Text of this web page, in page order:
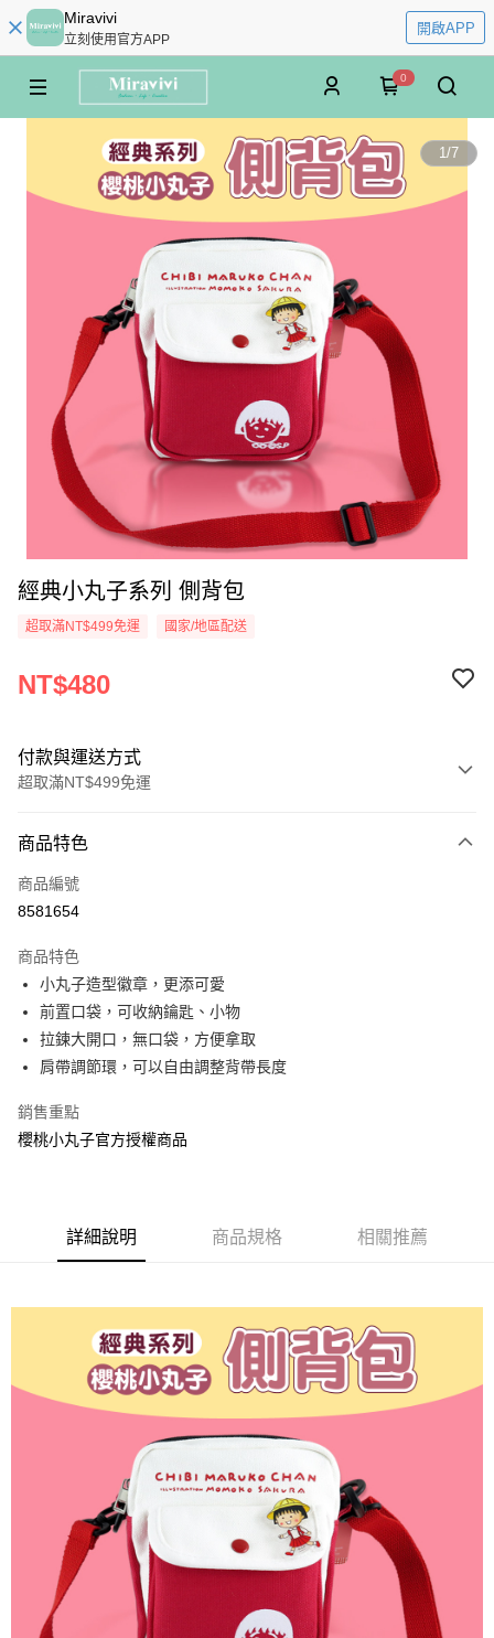
Miravivi
立刻使用官方APP
開啟APP
0
1/7
經典小丸子系列 側背包
超取滿NT$499免運 國家/地區配送
NT$480
付款與運送方式
超取滿NT$499免運
信用卡一次付款
超商取貨付款
Apple Pay
街口支付
悠遊付
AFTEE先享後付
相關說明
２．便利：只要手機號碼，簡訊認證，即可結帳。
１．於結帳方式選擇「AFTEE先享後付」後，將跳轉至「AFTEE先享後付」
結帳頁面，進行簡訊認證並確認金額後，即可完成結帳。
２．訂單成立數日內，您將收到繳費通知簡訊。
３．收到繳費通知簡訊後14天內，點擊此簡訊中的連結，可透過四大超商／
ATM／網路銀行／等多元方式進行付款，方視為交易完成。
※ 請注意：結帳手續完成當下不需立刻繳費，但若您需要取消訂單，請聯絡
購買商品的店家。未經商家同意取消之訂單仍視為有效，需透過AFTEE先享
後付繳納相關費用。
※ 交易是否成功請以「AFTEE先享後付 」之結帳頁面顯示為準，若有關於
是否繳費成功／繳費後需取消欲退款等相關疑問，請聯繫「AFTEE先享後付
客戶支援中心」https://netprotections.freshdesk.com/support/home
【注意事項】
１．透過由恩沛科技股份有限公司提供之「AFTEE先享後付」服務完成之交
易，需依本服務之必要範圍內提供個人資料，並將交易相關給付款項請求債
權轉讓予恩沛科技股份有限公司。
２．關於個人資料處理事宜，請瀏覽以下網址：
全家付款取貨
付款後全家取貨
每筆NT$60，滿NT$499(含以上)免運費
7-11付款取貨
每筆NT$60，滿NT$499(含以上)免運費
每筆NT$60，滿NT$499(含以上)免運費
每筆NT$120，滿NT$499(含以上)免運費
海外宅配 查看運費
商品特色
商品編號
8581654
商品特色
小丸子造型徽章，更添可愛
前置口袋，可收納鑰匙、小物
拉鍊大開口，無口袋，方便拿取
肩帶調節環，可以自由調整背帶長度
銷售重點
櫻桃小丸子官方授權商品
詳細說明 商品規格 相關推薦